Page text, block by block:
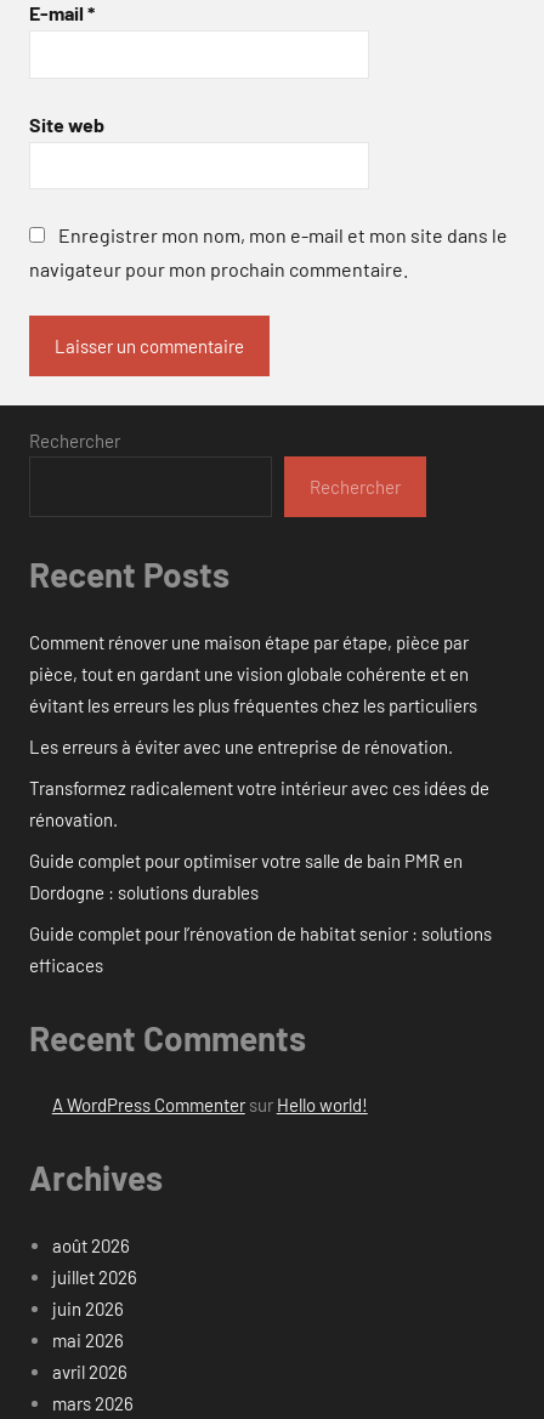
E-mail *
Site web
Enregistrer mon nom, mon e-mail et mon site dans le
navigateur pour mon prochain commentaire.
Rechercher
Rechercher
Recent Posts
Comment rénover une maison étape par étape, pièce par
pièce, tout en gardant une vision globale cohérente et en
évitant les erreurs les plus fréquentes chez les particuliers
Les erreurs à éviter avec une entreprise de rénovation.
Transformez radicalement votre intérieur avec ces idées de
rénovation.
Guide complet pour optimiser votre salle de bain PMR en
Dordogne : solutions durables
Guide complet pour l’rénovation de habitat senior : solutions
efficaces
Recent Comments
A WordPress Commentersur Hello world!
Archives
août 2026
juillet 2026
juin 2026
mai 2026
avril 2026
mars 2026